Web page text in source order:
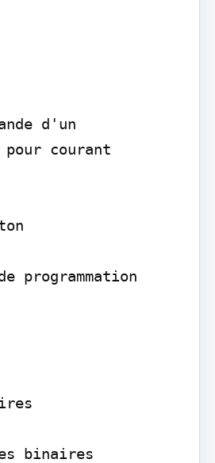
d'un
pour courant
programmation
binaires